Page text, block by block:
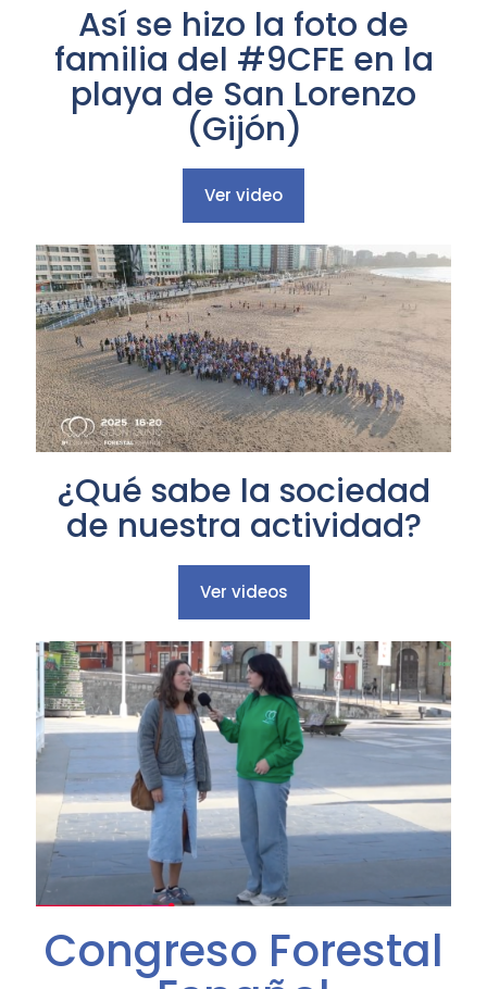
Así se hizo la foto de
familia del #9CFE en la
playa de San Lorenzo
(Gijón)
Ver video
¿Qué sabe la sociedad
de nuestra actividad?
Ver videos
Congreso Forestal